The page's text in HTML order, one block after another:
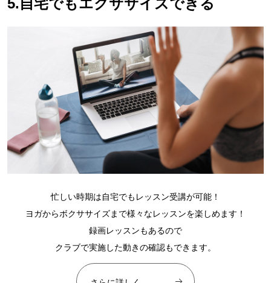
忙しい時期は自宅でもレッスン受講が可能！
ヨガからボクササイズまで様々なレッスンを楽しめます！
録画レッスンもあるので
クラブで実施した動きの確認もできます。